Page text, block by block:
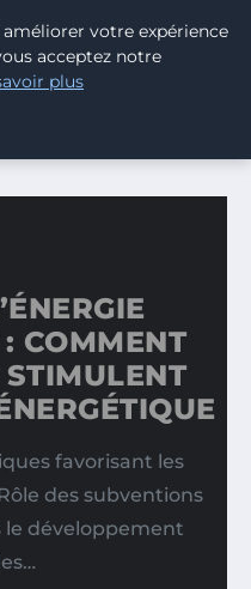
: COMMENT LES…
COMMENT
favorisant les
des subventions
le développement
votre expérience
acceptez notre
plus